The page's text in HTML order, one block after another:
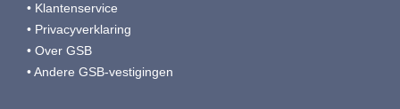
• Klantenservice
• Privacyverklaring
• Over GSB
• Andere GSB-vestigingen